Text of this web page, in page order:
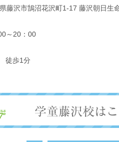
沢市鵠沼花沢町1-17 藤沢朝日生
～20：00
徒歩1分